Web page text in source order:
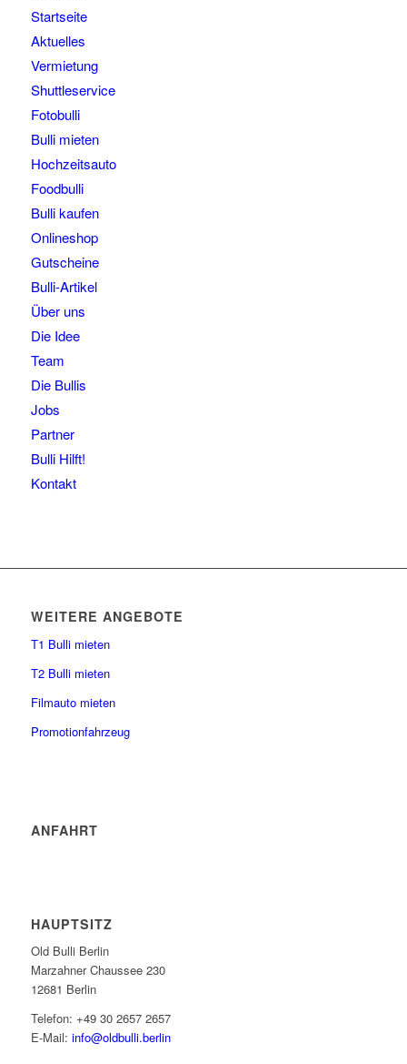
Startseite
Aktuelles
Vermietung
Shuttleservice
Fotobulli
Bulli mieten
Hochzeitsauto
Foodbulli
Bulli kaufen
Onlineshop
Gutscheine
Bulli-Artikel
Über uns
Die Idee
Team
Die Bullis
Jobs
Partner
Bulli Hilft!
Kontakt
WEITERE ANGEBOTE
T1 Bulli mieten
T2 Bulli mieten
Filmauto mieten
Promotionfahrzeug
ANFAHRT
HAUPTSITZ
Old Bulli Berlin
Marzahner Chaussee 230
12681 Berlin
Telefon: +49 30 2657 2657
E-Mail: info@oldbulli.berlin